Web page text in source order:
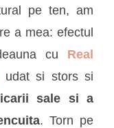
pe ten, am
a mea: efectul
cu Real
udat si stors si
sale si a
. Torn pe